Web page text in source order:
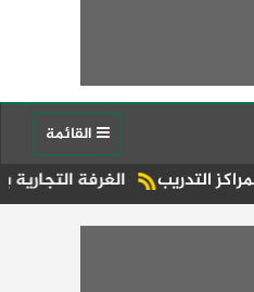
الغرفة التجارية بدمياط